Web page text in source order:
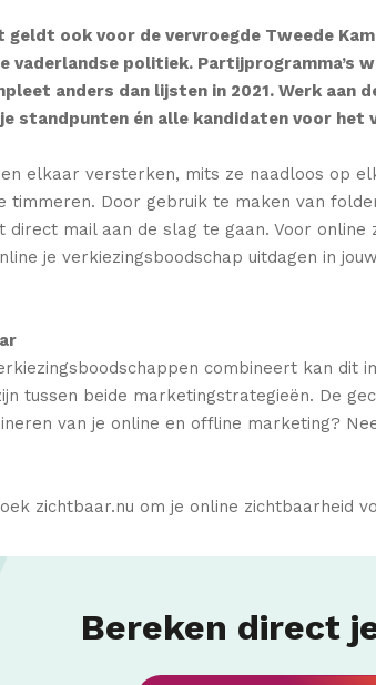
geldt ook voor de vervroegde Tweede
vaderlandse politiek. Partijprogramma’s
anders dan lijsten in 2021. Werk aan
standpunten én alle kandidaten voor het
elkaar versterken, mits ze naadloos op
timmeren. Door gebruik te maken van
mail aan de slag te gaan. Voor
je verkiezingsboodschap uitdagen in
combineert kan dit
tussen beide marketingstrategieën. De
van je online en offline marketing?
zichtbaar.nu om je online zichtbaarheid
Bereken direct